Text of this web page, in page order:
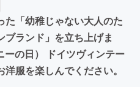
た「幼稚じゃない大人のた
ランド」を立ち上げま
の日） ドイツヴィンテー
服を楽しんでください。